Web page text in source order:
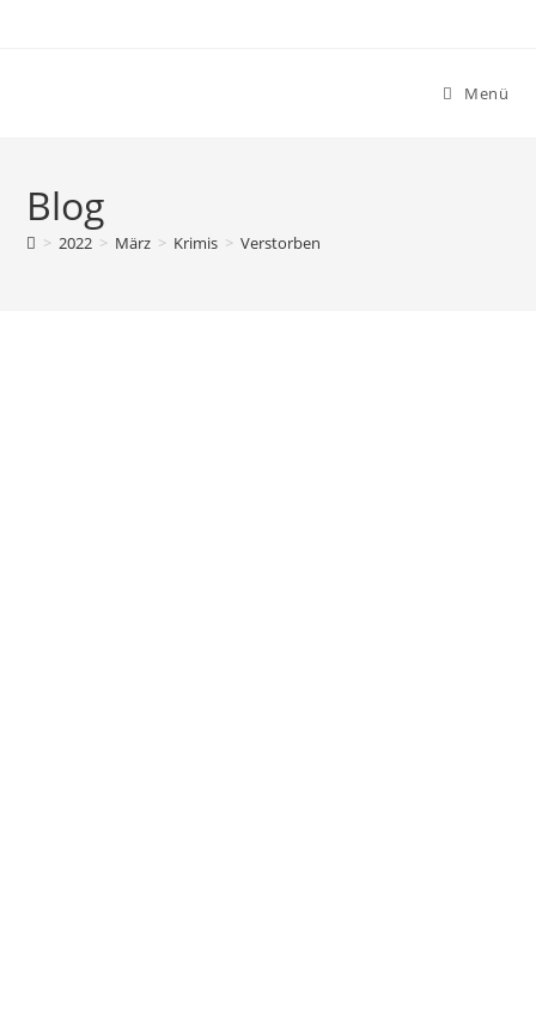
Menü
Blog
> 2022 > März > Krimis > Verstorben